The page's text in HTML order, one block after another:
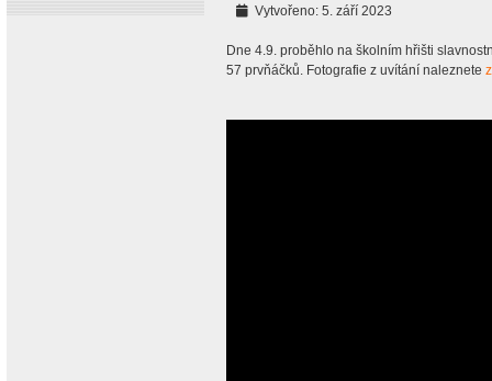
Vytvořeno: 5. září 2023
Dne 4.9. proběhlo na školním hřišti
57 prvňáčků. Fotografie z uvítání naleznete